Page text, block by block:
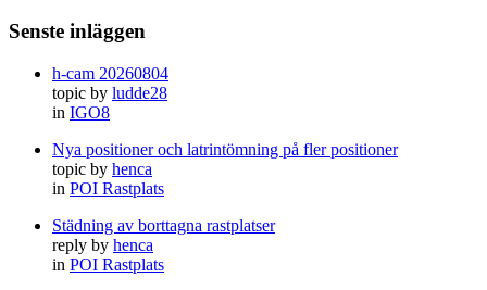
Senste inläggen
h-cam 20260804
topic by ludde28
in IGO8
Nya positioner och latrintömning på fler positioner
topic by henca
in POI Rastplats
Städning av borttagna rastplatser
reply by henca
in POI Rastplats